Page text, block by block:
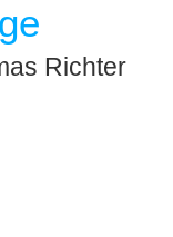
Richter